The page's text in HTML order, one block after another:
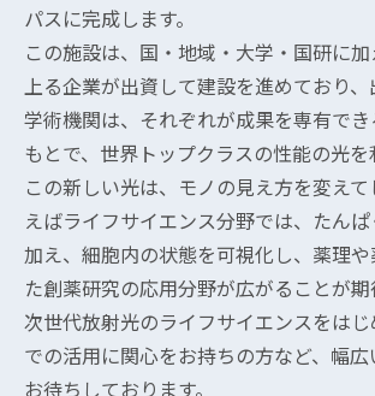
パスに完成します。
この施設は、国・地域・大学・国研に
上る企業が出資して建設を進めており、
学術機関は、それぞれが成果を専有で
もとで、世界トップクラスの性能の光を
この新しい光は、モノの見え方を変えて
えばライフサイエンス分野では、たん
加え、細胞内の状態を可視化し、薬理
た創薬研究の応用分野が広がることが期
次世代放射光のライフサイエンスをは
での活用に関心をお持ちの方など、幅
お待ちしております。